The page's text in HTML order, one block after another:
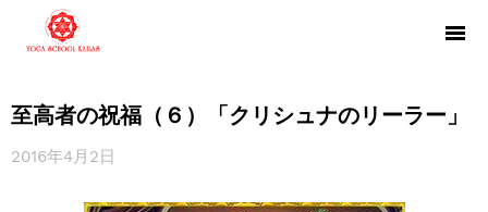
至高者の祝福（６）「クリシュナのリーラー」
2016年4月2日